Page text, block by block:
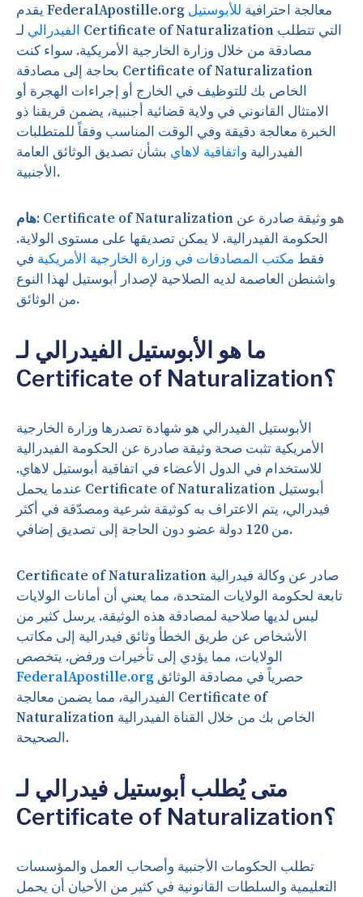
يقدم FederalApostille.org معالجة احترافية للأبوستيل
الفيدرالي لـ Certificate of Naturalization التي تتطلب
مصادقة من خلال وزارة الخارجية الأمريكية. سواء كنت
بحاجة إلى مصادقة Certificate of Naturalization
الخاص بك للتوظيف في الخارج أو إجراءات الهجرة أو
الامتثال القانوني في ولاية قضائية أجنبية، يضمن فريقنا ذو
الخبرة معالجة دقيقة وفي الوقت المناسب وفقاً للمتطلبات
الفيدرالية واتفاقية لاهاي بشأن تصديق الوثائق العامة
الأجنبية.
هام: Certificate of Naturalization هو وثيقة صادرة عن
الحكومة الفيدرالية. لا يمكن تصديقها على مستوى الولاية.
فقط مكتب المصادقات في وزارة الخارجية الأمريكية في
واشنطن العاصمة لديه الصلاحية لإصدار أبوستيل لهذا النوع
من الوثائق.
ما هو الأبوستيل الفيدرالي لـ
Certificate of Naturalization؟
الأبوستيل الفيدرالي هو شهادة تصدرها وزارة الخارجية
الأمريكية تثبت صحة وثيقة صادرة عن الحكومة الفيدرالية
للاستخدام في الدول الأعضاء في اتفاقية أبوستيل لاهاي.
عندما يحمل Certificate of Naturalization أبوستيل
فيدرالي، يتم الاعتراف به كوثيقة شرعية ومصدّقة في أكثر
من 120 دولة عضو دون الحاجة إلى تصديق إضافي.
Certificate of Naturalization صادر عن وكالة فيدرالية
تابعة لحكومة الولايات المتحدة، مما يعني أن أمانات الولايات
ليس لديها صلاحية لمصادقة هذه الوثيقة. يرسل كثير من
الأشخاص عن طريق الخطأ وثائق فيدرالية إلى مكاتب
الولايات، مما يؤدي إلى تأخيرات ورفض. يتخصص
FederalApostille.org
الفيدرالية، مما يضمن معالجة Certificate of
Naturalization الخاص بك من خلال القناة الفيدرالية
الصحيحة.
متى يُطلب أبوستيل فيدرالي لـ
Certificate of Naturalization؟
تطلب الحكومات الأجنبية وأصحاب العمل والمؤسسات
التعليمية والسلطات القانونية في كثير من الأحيان أن يحمل